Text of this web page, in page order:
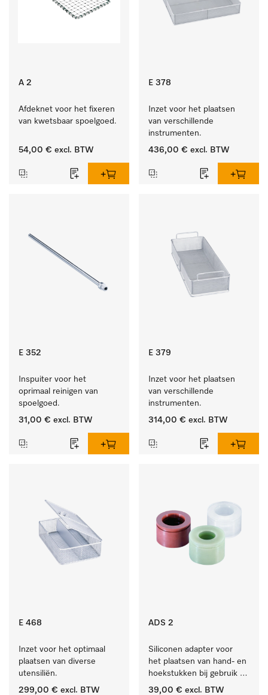
A 2
Afdeknet voor het fixeren
van kwetsbaar spoelgoed.
54,00 € excl. BTW
E 378
Inzet voor het plaatsen
van verschillende
instrumenten.
436,00 € excl. BTW
E 352
Inspuiter voor het
oprimaal reinigen van
spoelgoed.
31,00 € excl. BTW
E 379
Inzet voor het plaatsen
van verschillende
instrumenten.
314,00 € excl. BTW
E 468
Inzet voor het optimaal
plaatsen van diverse
utensiliën.
299,00 € excl. BTW
ADS 2
Siliconen adapter voor
het plaatsen van hand- en
hoekstukken bij gebruik
van AUF 1 of AUF 2.
39,00 € excl. BTW